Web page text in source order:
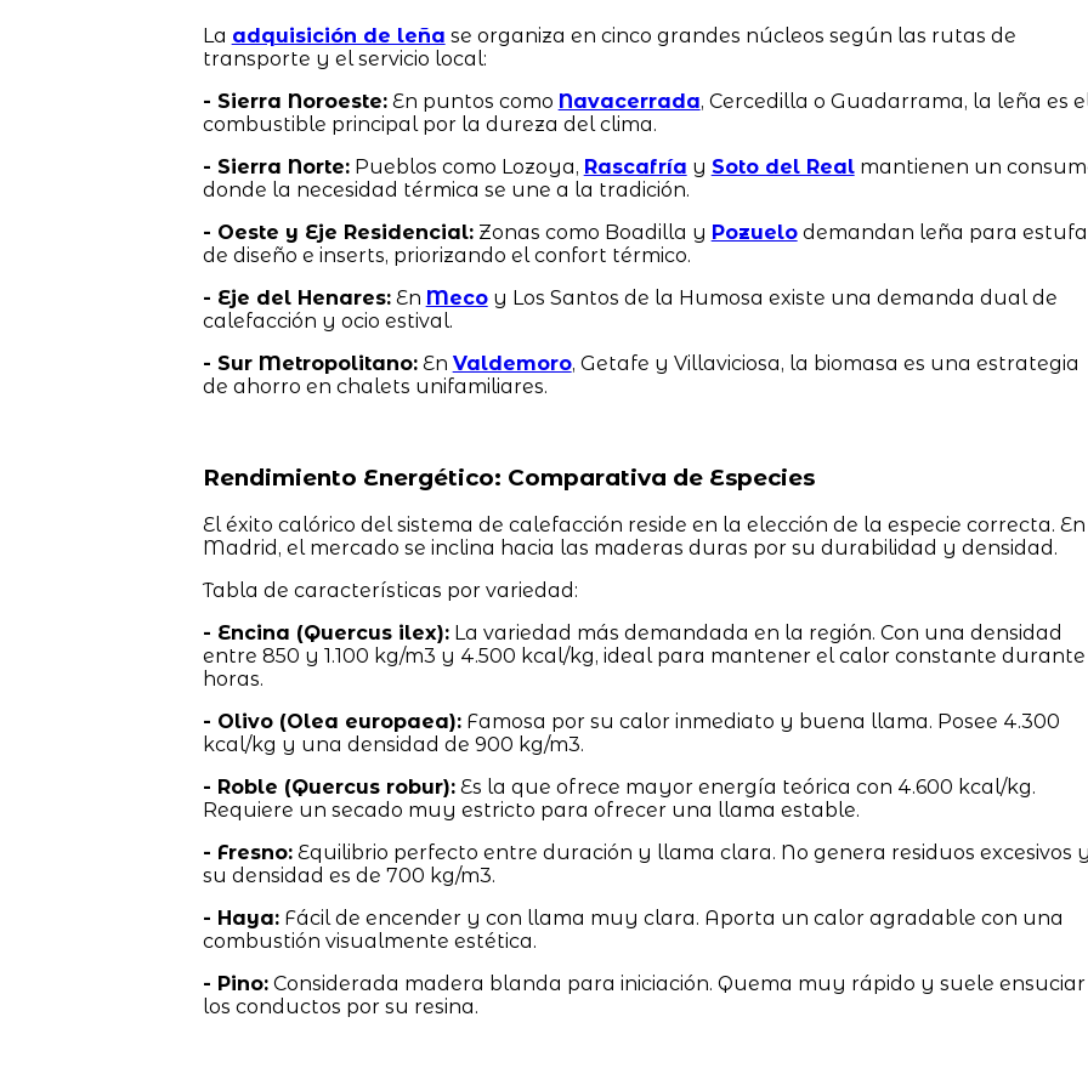
La adquisición de leña se organiza en cinco grandes núcleos según las rutas de
transporte y el servicio local:
- Sierra Noroeste:En puntos como Navacerrada, Cercedilla o Guadarrama, la leña es
combustible principal por la dureza del clima.
- Sierra Norte:Pueblos como Lozoya, Rascafría y Soto del Realmantienen un
donde la necesidad térmica se une a la tradición.
- Oeste y Eje Residencial:Zonas como Boadilla y Pozuelodemandan leña para
de diseño e inserts, priorizando el confort térmico.
- Eje del Henares:En Mecoy Los Santos de la Humosa existe una demanda dual de
calefacción y ocio estival.
- Sur Metropolitano:En Valdemoro, Getafe y Villaviciosa, la biomasa es una estrategia
de ahorro en chalets unifamiliares.
Rendimiento Energético: Comparativa de Especies
El éxito calórico del sistema de calefacción reside en la elección de la especie correcta. En
Madrid, el mercado se inclina hacia las maderas duras por su durabilidad y densidad.
Tabla de características por variedad:
- Encina (Quercus ilex):La variedad más demandada en la región. Con una densidad
entre 850 y 1.100 kg/m3 y 4.500 kcal/kg, ideal para mantener el calor constante durante
horas.
- Olivo (Olea europaea):Famosa por su calor inmediato y buena llama. Posee 4.300
kcal/kg y una densidad de 900 kg/m3.
- Roble (Quercus robur):Es la que ofrece mayor energía teórica con 4.600 kcal/kg.
Requiere un secado muy estricto para ofrecer una llama estable.
- Fresno:Equilibrio perfecto entre duración y llama clara. No genera residuos excesivos
su densidad es de 700 kg/m3.
- Haya:Fácil de encender y con llama muy clara. Aporta un calor agradable con una
combustión visualmente estética.
- Pino:Considerada madera blanda para iniciación. Quema muy rápido y suele ensuciar
los conductos por su resina.